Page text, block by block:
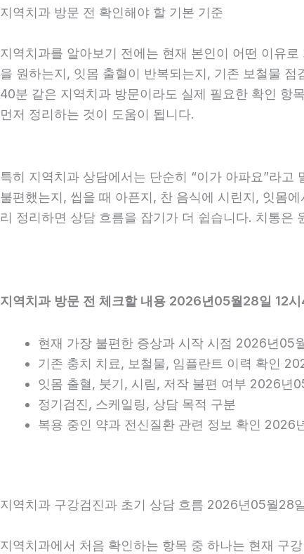
지역치과 방문 전 확인해야 할 기본 기준
지역치과를 알아보기 전에는 현재 본인이 어떤 이유
을 원하는지, 잇몸 출혈이 반복되는지, 기존 보철물
40분 같은 지역치과 방문이라도 실제 필요한 확인 항
먼저 정리하는 것이 도움이 됩니다.
특히 지역치과 상담에서는 단순히 “이가 아파요”라
불편했는지, 씹을 때 아픈지, 찬 음식에 시린지, 잇몸
리 정리하면 상담 흐름을 잡기가 더 쉽습니다. 치통은
지역치과 방문 전 체크할 내용 2026년05월28일 12
현재 가장 불편한 증상과 시작 시점 2026년05
기존 충치 치료, 보철물, 임플란트 이력 확인
잇몸 출혈, 붓기, 시림, 저작 불편 여부 2026년
정기검진, 스케일링, 상담 목적 구분
복용 중인 약과 전신질환 관련 정보 확인 2026
지역치과 구강검진과 초기 상담 흐름 2026년05월28
지역치과에서 처음 확인하는 항목 중 하나는 현재 구